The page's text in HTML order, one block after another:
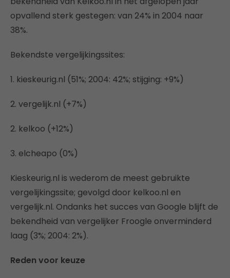
opvallend sterk gestegen: van 24% in 2004 naar
38%.
Bekendste vergelijkingssites:
1. kieskeurig.nl (51%; 2004: 42%; stijging: +9%)
2. vergelijk.nl (+7%)
2. kelkoo (+12%)
3. elcheapo (0%)
Kieskeurig.nl is wederom de meest gebruikte
vergelijkingssite; gevolgd door kelkoo.nl en
vergelijk.nl. Ondanks het succes van Google blijft de
bekendheid van vergelijker Froogle onverminderd
laag (3%; 2004: 2%).
Reden voor keuze